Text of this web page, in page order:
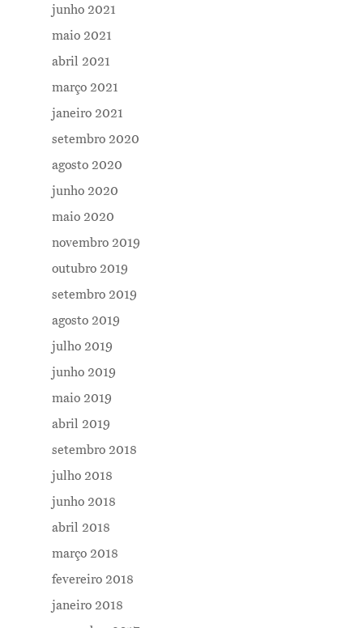
junho 2021
maio 2021
abril 2021
março 2021
janeiro 2021
setembro 2020
agosto 2020
junho 2020
maio 2020
novembro 2019
outubro 2019
setembro 2019
agosto 2019
julho 2019
junho 2019
maio 2019
abril 2019
setembro 2018
julho 2018
junho 2018
abril 2018
março 2018
fevereiro 2018
janeiro 2018